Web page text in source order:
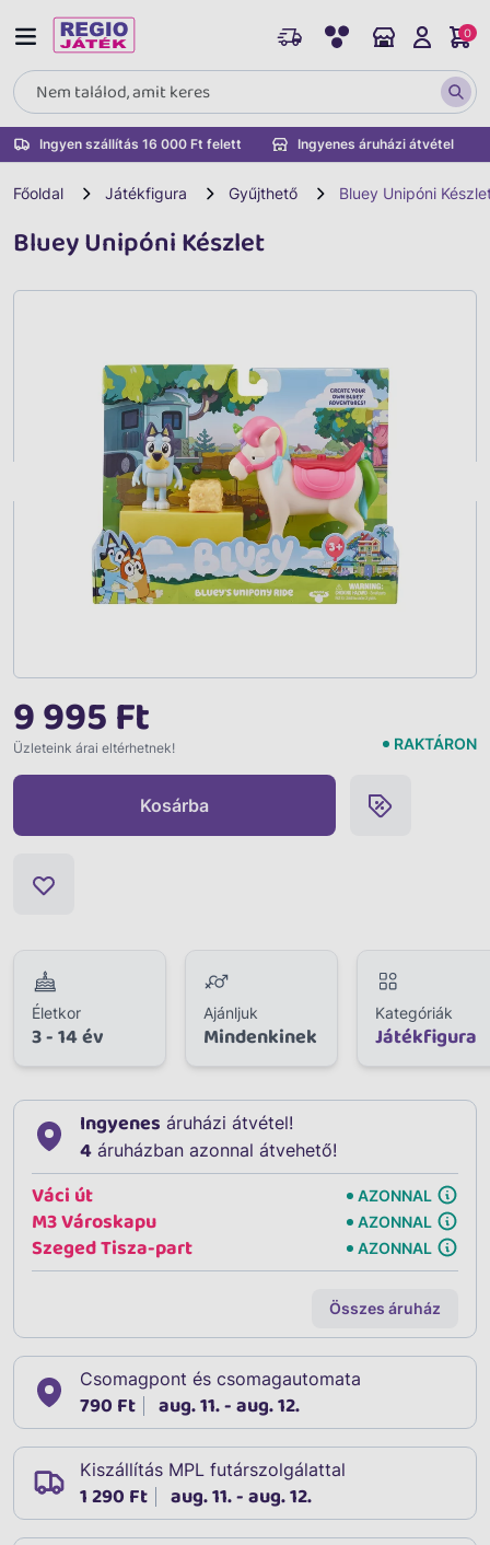
Ingyen szállítás 16 000 Ft felett Ingyenes áruházi átvétel
0
Főoldal Játékfigura Gyűjthető Bluey Unipóni
Bluey Unipóni Készlet
9 995 Ft
Üzleteink árai eltérhetnek! RAKTÁRON
Kosárba
Életkor
3 - 14 év
Ajánljuk
Mindenkinek
Kategóriák
Játékfigura
Ingyenes áruházi átvétel!
4 áruházban azonnal átvehető!
Váci út AZONNAL
M3 Városkapu AZONNAL
Szeged Tisza-part AZONNAL
Összes áruház
Csomagpont és csomagautomata
790 Ft aug. 11. - aug. 12.
Kiszállítás MPL futárszolgálattal
1 290 Ft aug. 11. - aug. 12.